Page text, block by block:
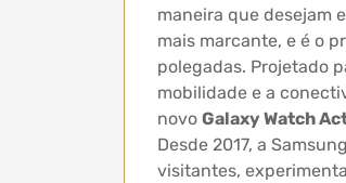
maneira que desejam
mais marcante, e é o
polegadas. Projetado
mobilidade e a
novo Galaxy Watch
Desde 2017, a
visitantes,